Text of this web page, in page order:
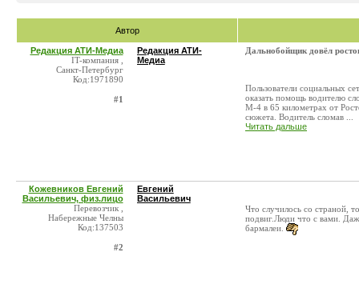
Автор
Редакция АТИ-Медиа
IT-компания ,
Санкт-Петербург
Код:1971890
#1
Редакция АТИ-
Медиа
Дальнобойщик довёл
Пользователи социальных
оказать помощь водителю
М-4 в 65 километрах от
сюжета. Водитель сломав ...
Читать дальше
Кожевников Евгений
Васильевич, физ.лицо
Перевозчик ,
Набережные Челны
Код:137503
#2
Евгений
Васильевич
Что случилось со страной,
подвиг.Люди что с вами.
бармалеи.